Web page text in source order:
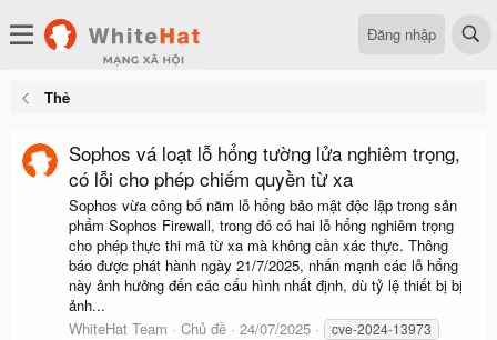
Đăng nhập
Thẻ
Sophos vá loạt lỗ hổng tường lửa nghiêm trọng,
có lỗi cho phép chiếm quyền từ xa
Sophos vừa công bố năm lỗ hổng bảo mật độc lập trong sản
phẩm Sophos Firewall, trong đó có hai lỗ hổng nghiêm trọng
cho phép thực thi mã từ xa mà không cần xác thực. Thông
báo được phát hành ngày 21/7/2025, nhấn mạnh các lỗ hổng
này ảnh hưởng đến các cấu hình nhất định, dù tỷ lệ thiết bị bị
ảnh...
WhiteHat Team
Chủ đề 24/07/2025 cve-2024-13973